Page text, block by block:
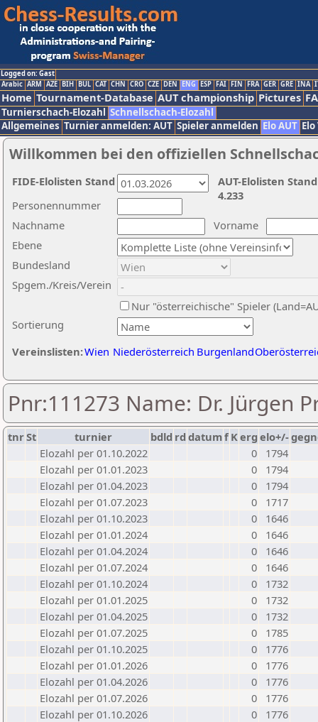
Logged on: Gast
Arabic ARM AZE BIH BUL CAT CHN CRO CZE DEN ENG ESP FAI FIN FRA GER GRE INA
Home Tournament-Database AUT championship Pictures
Turnierschach-Elozahl Schnellschach-Elozahl
Allgemeines Turnier anmelden: AUT Spieler anmelden Elo AUT
Willkommen bei den offiziellen
Nachname
Vorname
Ebene
Sortierung
Personennummer
Bundesland
Spgem./Kreis/Verein
Nur "österreichische" Spieler
Vereinslisten:Wien Niederösterreich Burgenland
AUT-Elolisten
4.233
FIDE-Elolisten Stand
Pnr:111273 Name: Dr. Jürgen
tnrSt turnier bdld rd datumf Kerg elo+/-
Elozahl per 01.10.2022
0
1794
Elozahl per 01.01.2023
0
1794
Elozahl per 01.04.2023
0
1794
Elozahl per 01.07.2023
0
1717
Elozahl per 01.10.2023
0
1646
Elozahl per 01.01.2024
0
1646
Elozahl per 01.04.2024
0
1646
Elozahl per 01.07.2024
0
1646
Elozahl per 01.10.2024
0
1732
Elozahl per 01.01.2025
0
1732
Elozahl per 01.04.2025
0
1732
Elozahl per 01.07.2025
0
1785
Elozahl per 01.10.2025
0
1776
Elozahl per 01.01.2026
0
1776
Elozahl per 01.04.2026
0
1776
Elozahl per 01.07.2026
0
1776
Elozahl per 01.10.2026
0 1776